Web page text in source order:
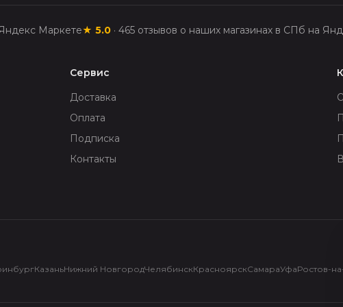
Маркете★ 5.0 · 465 отзывов о наших магазинах в СПб на
Сервис
Доставка
Оплата
Подписка
Контакты
КазаньНижний НовгородЧелябинскКрасноярскСамараУфаРостов-